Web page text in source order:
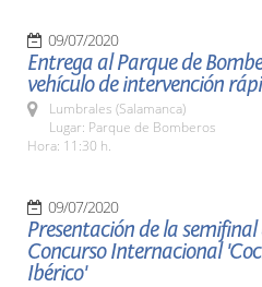
09/07/2020
Entrega al Parque de
vehículo de intervención
Lumbrales (Salamanca)
Lugar: Parque de Bomberos
Hora: 11:30 h.
09/07/2020
Presentación de la semifinal
Concurso Internacional
Ibérico'